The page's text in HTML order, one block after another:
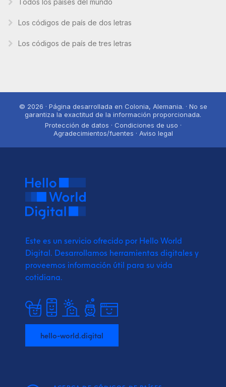
Todos los países del mundo
Los códigos de país de dos letras
Los códigos de país de tres letras
© 2026 · Página desarrollada en Colonia, Alemania. · No se
garantiza la exactitud de la información proporcionada.
Protección de datos · Condiciones de uso ·
Agradecimientos/fuentes · Aviso legal
Este es un servicio ofrecido por Hello World
Digital. Desarrollamos herramientas digitales y
proveemos información útil para su vida
cotidiana.
hello-world.digital